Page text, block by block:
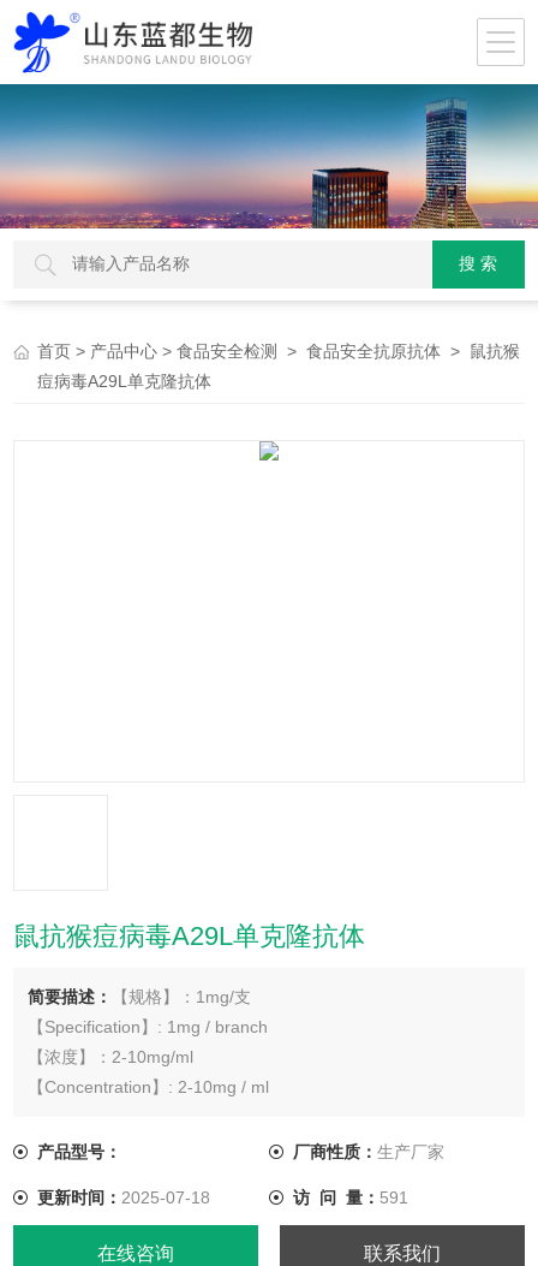
首页 > 产品中心 >食品安全检测 >食品安全抗原抗体 > 鼠抗猴
痘病毒A29L单克隆抗体
鼠抗猴痘病毒A29L单克隆抗体
简要描述：
【规格】：1mg/支
【Specification】: 1mg / branch
【浓度】：2-10mg/ml
【Concentration】: 2-10mg / ml
【Mab Isotypes】: IgG
【Specificity】: No cross reaction with other species
产品型号： 厂商性质： 生产厂家
更新时间： 2025-07-18 访 问 量： 591
在线咨询 联系我们